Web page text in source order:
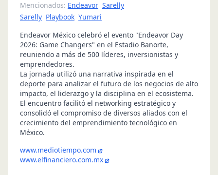
Mencionados: Endeavor Sarelly
Sarelly Playbook Yumari
Endeavor México celebró el evento "Endeavor Day
2026: Game Changers" en el Estadio Banorte,
reuniendo a más de 500 líderes, inversionistas y
emprendedores.
La jornada utilizó una narrativa inspirada en el
deporte para analizar el futuro de los negocios de alto
impacto, el liderazgo y la disciplina en el ecosistema.
El encuentro facilitó el networking estratégico y
consolidó el compromiso de diversos aliados con el
crecimiento del emprendimiento tecnológico en
México.
www.mediotiempo.com
www.elfinanciero.com.mx